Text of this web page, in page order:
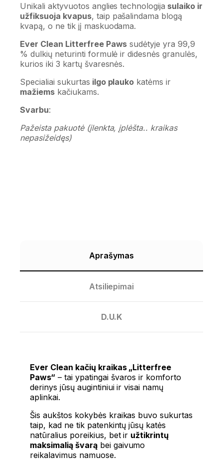
Unikali aktyvuotos anglies technologija sulaiko ir
užfiksuoja kvapus, taip pašalindama blogą
kvapą, o ne tik jį maskuodama.
Ever Clean Litterfree Paws sudėtyje yra 99,9
% dulkių neturinti formulė ir didesnės granulės,
kurios iki 3 kartų švaresnės.
Specialiai sukurtas ilgo plauko katėms ir
mažiemskačiukams.
Svarbu:
Pažeista pakuotė (įlenkta, įplėšta.. kraikas
nepasižeidęs)
Aprašymas
Atsiliepimai
D.U.K
Ever Clean kačių kraikas „Litterfree
Paws“ – tai ypatingai švaros ir komforto
derinys jūsų augintiniui ir visai namų
aplinkai.
Šis aukštos kokybės kraikas buvo sukurtas
taip, kad ne tik patenkintų jūsų katės
natūralius poreikius, bet ir užtikrintų
maksimalią švarąbei gaivumo
reikalavimus namuose.